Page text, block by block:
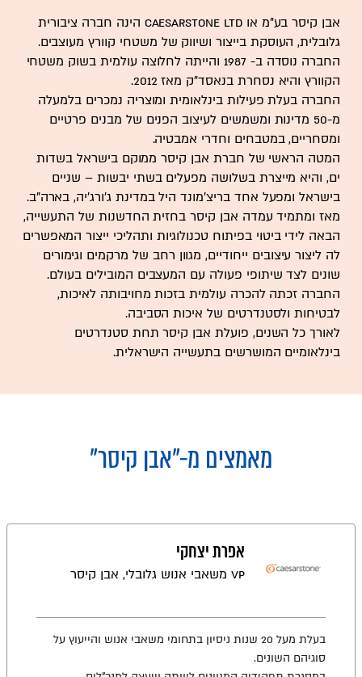
אבן קיסר בע"מ או Caesarstone Ltd הינה
חברה ציבורית
גלובלית, העוסקת בייצור ושיווק של משטחי קוורץמעוצבים.
החברה נוסדה ב- 1987 והייתה לחלוצה עולמית בשוק משטחי
הקוורץ והיא נסחרת בנאסד"ק מאז 2012.
החברה בעלת פעילות בינלאומית ומוצריה נמכרים בלמעלה
מ-50 מדינות ומשמשים לעיצוב הפנים של מבנים פרטיים
ומסחריים, במטבחים וחדרי אמבטיה.
המטה הראשי של חברת אבן קיסר ממוקם בישראל בשדות
ים, והיא מייצרת בשלושה מפעלים בשתי יבשות – שניים
בישראל ומפעל אחד בריצ'מונד היל במדינת ג'ורג'יה, בארה"ב.
מאז ומתמיד עמדה אבן קיסר בחזית החדשנות של התעשייה,
הבאה לידי ביטוי בפיתוח טכנולוגיות ותהליכי ייצור המאפשרים
לה ליצור עיצובים ייחודיים, מגוון רחב של מרקמים וגימורים
שונים לצד שיתופי פעולה עם המעצבים המובילים בעולם.
החברה זכתה להכרה עולמית בזכות מחויבותה לאיכות,
לבטיחות ולסטנדרטים של איכות הסביבה.
לאורך כל השנים, פועלת אבן קיסר תחת סטנדרטים
בינלאומיים המושרשים בתעשייה הישראלית.
מאמצים מ-"אבן קיסר"
אפרת יצחקי
VP משאבי אנוש גלובלי, אבן קיסר
בעלת מעל 20 שנות ניסיון בתחומי משאבי אנוש והייעוץ על
סוגיהם השונים.